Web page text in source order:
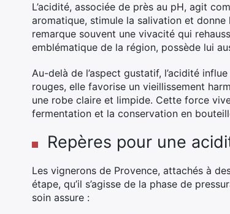
L’acidité, associée de près au pH, agit
aromatique, stimule la salivation et donne
remarque souvent une vivacité qui
emblématique de la région, possède lui
Au-delà de l’aspect gustatif, l’acidité
rouges, elle favorise un vieillissement
une robe claire et limpide. Cette force
fermentation et la conservation en
Repères pour une
Les vignerons de Provence, attachés à
étape, qu’il s’agisse de la phase de
soin assure :